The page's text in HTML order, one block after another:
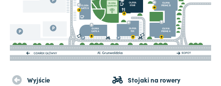
Wyjście Stojaki na rowery